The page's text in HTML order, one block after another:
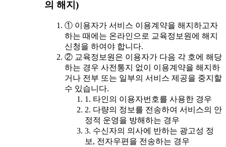
의 해지)
① 이용자가 서비스 이용계약을 해지하고자
하는 때에는 온라인으로 교육정보원에 해지
신청을 하여야 합니다.
② 교육정보원은 이용자가 다음 각 호에 해당
하는 경우 사전통지 없이 이용계약을 해지하
거나 전부 또는 일부의 서비스 제공을 중지할
수 있습니다.
1. 타인의 이용자번호를 사용한 경우
2. 다량의 정보를 전송하여 서비스의 안
정적 운영을 방해하는 경우
3. 수신자의 의사에 반하는 광고성 정
보, 전자우편을 전송하는 경우